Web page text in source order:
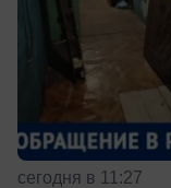
сегодня в 11:27